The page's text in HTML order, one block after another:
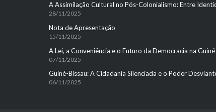
A Assimilação Cultural no Pós-Colonialismo: Entre
28/11/2025
Nota de Apresentação
15/11/2025
A Lei, a Conveniência e o Futuro da Democracia na
07/11/2025
Guiné-Bissau: A Cidadania Silenciada e o Poder
06/11/2025